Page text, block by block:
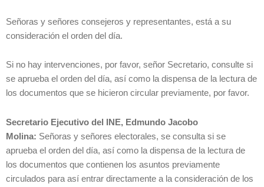
Señoras y señores consejeros y representantes, está a su
consideración el orden del día.
Si no hay intervenciones, por favor, señor Secretario, consulte si
se aprueba el orden del día, así como la dispensa de la lectura de
los documentos que se hicieron circular previamente, por favor.
Secretario Ejecutivo del INE, Edmundo Jacobo
Molina: Señoras y señores electorales, se consulta si se
aprueba el orden del día, así como la dispensa de la lectura de
los documentos que contienen los asuntos previamente
circulados para así entrar directamente a la consideración de los